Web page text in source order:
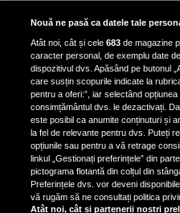
Unde
iubita
casa
etaje”
Oana
care a
parfum
Nouă ne pasă ca datele tale
Atât noi, cât și cele683 de magazine
caracter personal, de exemplu date
dispozitivul dvs. Apăsând pe butonul
care susțin scopurile indicate la
pentru a oferi:”, iar selectând
consimțământul dvs. le dezactivați.
este posibil ca anumite conținuturi și
la fel de relevante pentru dvs. Puteți
opțiunile sau pentru a vă retrage
linkul „Gestionați preferințele” din
pictograma flotantă din colțul din
Preferințele dvs. vor deveni
vă rugăm să ne consultați politica
Atât noi, cât și partenerii noștri